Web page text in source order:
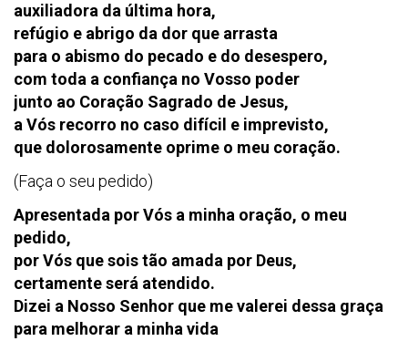
auxiliadora da última hora,
refúgio e abrigo da dor que arrasta
para o abismo do pecado e do desespero,
com toda a confiança no Vosso poder
junto ao Coração Sagrado de Jesus,
a Vós recorro no caso difícil e imprevisto,
que dolorosamente oprime o meu coração.
(Faça o seu pedido)
Apresentada por Vós a minha oração, o meu
pedido,
por Vós que sois tão amada por Deus,
certamente será atendido.
Dizei a Nosso Senhor que me valerei dessa graça
para melhorar a minha vida